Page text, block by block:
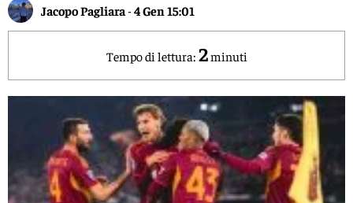
Jacopo Pagliara -4 Gen 15:01
Tempo di lettura: 2minuti